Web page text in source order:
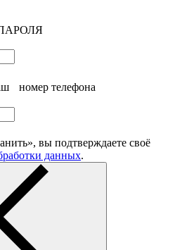
номер телефона
вы подтверждаете своё
данных.